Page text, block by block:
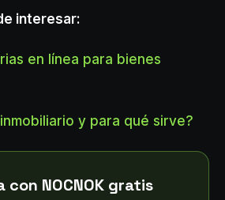
interesar:
en línea para bienes
y para qué sirve?
con NOCNOK gratis